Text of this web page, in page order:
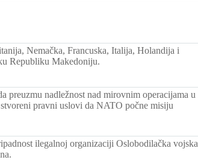
Nemačka, Francuska, Italija, Holandija i
Republiku Makedoniju.
preuzmu nadležnost nad mirovnim operacijama u
pravni uslovi da NATO počne misiju
ilegalnoj organizaciji Oslobodilačka vojska